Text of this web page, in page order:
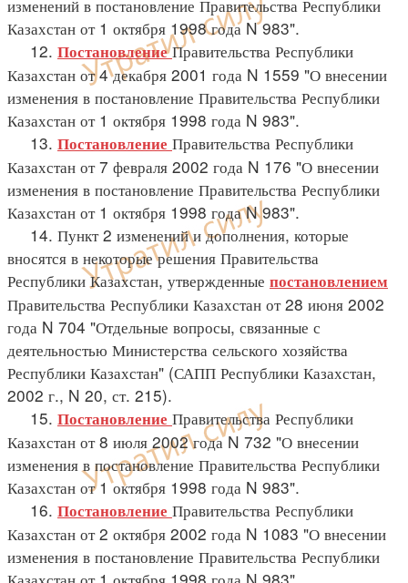
изменений в постановление Правительства Республики
Казахстан от 1 октября 1998 года N 983".
12. ПостановлениеПравительства Республики
Казахстан от 4 декабря 2001 года N 1559 "О внесении
изменения в постановление Правительства Республики
Казахстан от 1 октября 1998 года N 983".
13. Постановление Правительства Республики
Казахстан от 7 февраля 2002 года N 176 "О внесении
изменения в постановление Правительства Республики
Казахстан от 1 октября 1998 года N 983".
14. Пункт 2 изменений и дополнения, которые
вносятся в некоторые решения Правительства
Республики Казахстан, утвержденные постановлением
Правительства Республики Казахстан от 28 июня 2002
года N 704 "Отдельные вопросы, связанные с
деятельностью Министерства сельского хозяйства
Республики Казахстан" (САПП Республики Казахстан,
2002 г., N 20, ст. 215).
15. Постановление Правительства Республики
Казахстан от 8 июля 2002 года N 732 "О внесении
изменения в постановление Правительства Республики
Казахстан от 1 октября 1998 года N 983".
16. Постановление Правительства Республики
Казахстан от 2 октября 2002 года N 1083 "О внесении
изменения в постановление Правительства Республики
Казахстан от 1 октября 1998 года N 983".